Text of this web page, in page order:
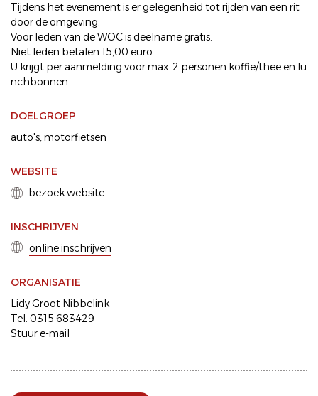
Tijdens het evenement is er gelegenheid tot rijden van een rit
door de omgeving.
Voor leden van de WOC is deelname gratis.
Niet leden betalen 15,00 euro.
U krijgt per aanmelding voor max. 2 personen koffie/thee en lu
nchbonnen
DOELGROEP
auto's motorfietsen
WEBSITE
bezoek website
INSCHRIJVEN
online inschrijven
ORGANISATIE
Lidy Groot Nibbelink
Tel. 0315 683429
Stuur e-mail